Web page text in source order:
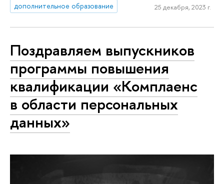
дополнительное образование
25 декабря, 2023 г.
Поздравляем выпускников
программы повышения
квалификации «Комплаенс
в области персональных
данных»